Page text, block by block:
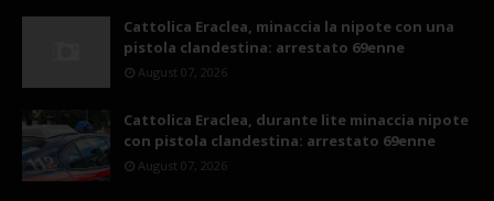
Cattolica Eraclea, minaccia la nipote con una
pistola clandestina: arrestato 69enne
August 07, 2026
Cattolica Eraclea, durante lite minaccia nipote
con pistola clandestina: arrestato 69enne
August 07, 2026